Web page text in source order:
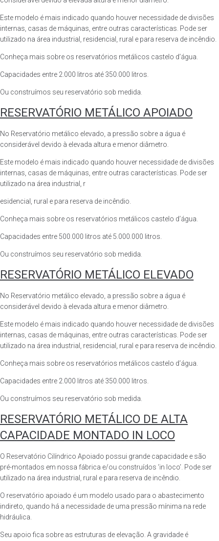
Este modelo é mais indicado quando houver necessidade de divisões
internas, casas de máquinas, entre outras características. Pode ser
utilizado na área industrial, residencial, rural e para reserva de incêndio.
Conheça mais sobre os reservatórios metálicos castelo d’água.
Capacidades entre 2.000 litros até 350.000 litros.
Ou construímos seu reservatório sob medida.
RESERVATÓRIO METÁLICO APOIADO
No Reservatório metálico elevado, a pressão sobre a água é
considerável devido à elevada altura e menor diâmetro.
Este modelo é mais indicado quando houver necessidade de divisões
internas, casas de máquinas, entre outras características. Pode ser
utilizado na área industrial, r
esidencial, rural e para reserva de incêndio.
Conheça mais sobre os reservatórios metálicos castelo d’água.
Capacidades entre 500.000 litros até 5.000.000 litros.
Ou construímos seu reservatório sob medida.
RESERVATÓRIO METÁLICO ELEVADO
No Reservatório metálico elevado, a pressão sobre a água é
considerável devido à elevada altura e menor diâmetro.
Este modelo é mais indicado quando houver necessidade de divisões
internas, casas de máquinas, entre outras características. Pode ser
utilizado na área industrial, residencial, rural e para reserva de incêndio.
Conheça mais sobre os reservatórios metálicos castelo d’água.
Capacidades entre 2.000 litros até 350.000 litros.
Ou construímos seu reservatório sob medida.
RESERVATÓRIO METÁLICO DE ALTA
CAPACIDADE MONTADO IN LOCO
O Reservatório Cilíndrico Apoiado possui grande capacidade e são
pré-montados em nossa fábrica e/ou construídos ‘in loco’. Pode ser
utilizado na área industrial, rural e para reserva de incêndio.
O reservatório apoiado é um modelo usado para o abastecimento
indireto, quando há a necessidade de uma pressão mínima na rede
hidráulica.
Seu apoio fica sobre as estruturas de elevação. A gravidade é